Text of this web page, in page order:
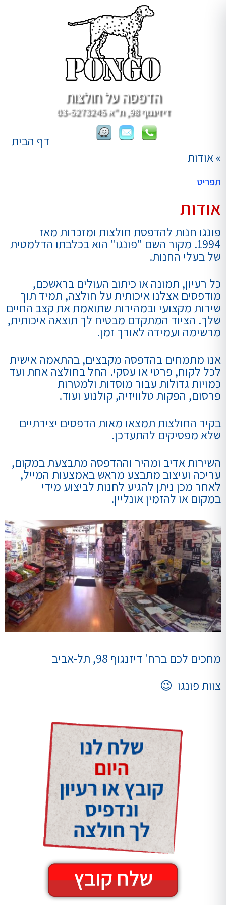
הדפסה על חולצות
דיזינגוף 98, ת"א 03-5273245
דף הבית
»אודות
תפריט
אודות
פונגו חנות להדפסת חולצות ומזכרות מאז
1994. מקור השם "פונגו" הוא בכלבתו הדלמטית
של בעלי החנות.
כל רעיון, תמונה או כיתוב העולים בראשכם,
מודפסים אצלנו איכותית על חולצה, תמיד תוך
שירות מקצועי ובמהירות שתואמת את קצב החיים
שלך. הציוד המתקדם מבטיח לך תוצאה איכותית,
מרשימה ועמידה לאורך זמן.
אנו מתמחים בהדפסה מקבצים, בהתאמה אישית
לכל לקוח, פרטי או עסקי. החל בחולצה אחת ועד
כמויות גדולות עבור מוסדות ולמטרות
פרסום, הפקות טלוויזיה, קולנוע ועוד.
בקיר החולצות תמצאו מאות הדפסים יצירתיים
שלא מפסיקים להתעדכן.
השירות אדיב ומהיר וההדפסה מתבצעת במקום,
עריכה ועיצוב מתבצע מראש באמצעות המייל,
לאחר מכן ניתן להגיע לחנות לביצוע מידי
במקום או להזמין אונליין.
מחכים לכם ברח' דיזנגוף 98, תל-אביב
צוות פונגו 😉